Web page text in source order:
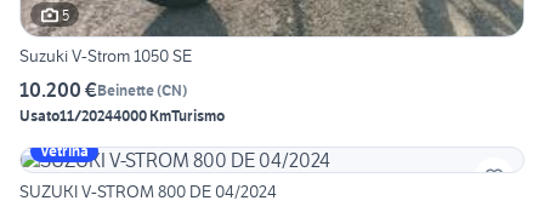
5
Suzuki V-Strom 1050 SE
10.200 €Beinette(CN)
Usato11/20244000 KmTurismo
Vetrina
SUZUKI V-STROM 800 DE 04/2024